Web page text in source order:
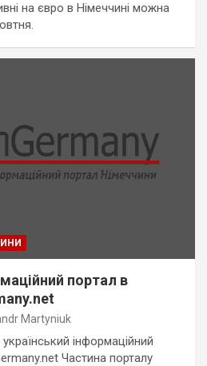
на євро в Німеччині можна
портал в
Martyniuk
інформаційний
Частина порталу